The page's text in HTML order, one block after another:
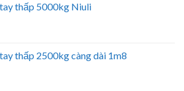
thấp 5000kg Niuli
thấp 2500kg càng dài 1m8